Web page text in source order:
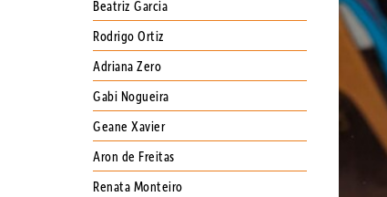
Beatriz Garcia
Rodrigo Ortiz
Adriana Zero
Gabi Nogueira
Geane Xavier
Aron de Freitas
Renata Monteiro